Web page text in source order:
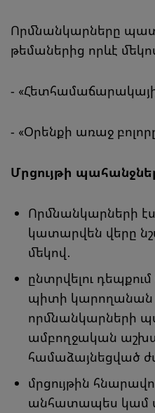
Որմնանկարները
թեմաներից որևէ
-
- «Օրենքի առաջ
Մրցույթի
Որմնանկարների
կատարվեն վերը
մեկով․
ընտրվելու
պիտի կարողանան
որմնանկարների
ամբողջական
համաձայնեցված
մրցույթին
անհատապես կամ
Flickr
Embed
Podigee
D.Vinci
Embed
Typeform
Embed